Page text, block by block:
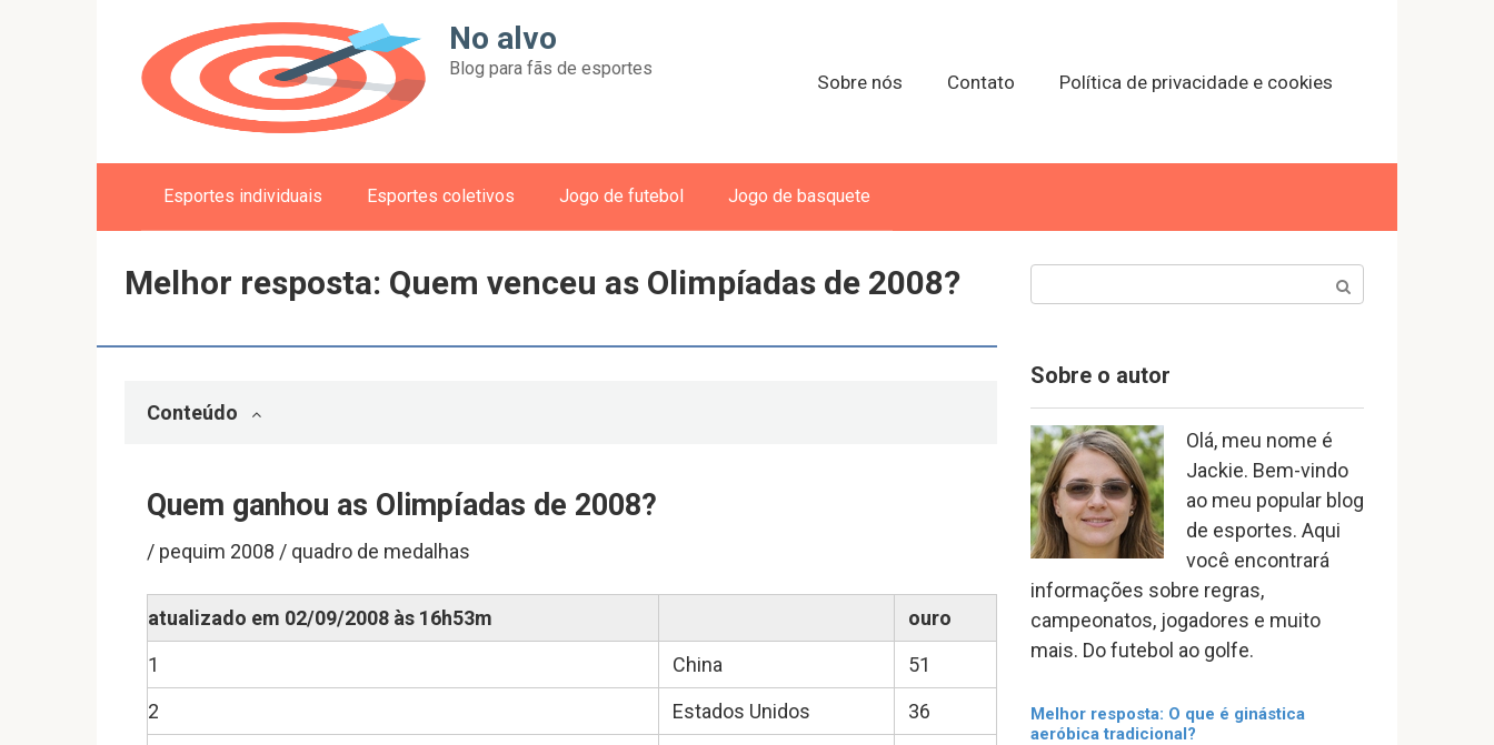
No alvo
Blog para fãs de esportes
Sobre nós Contato Política de privacidade e cookies
Esportes individuais Esportes coletivos Jogo de futebol Jogo de basquete
Melhor resposta: Quem venceu as Olimpíadas de 2008?
Conteúdo
Quem ganhou as Olimpíadas de 2008?
/ pequim 2008 / quadro de medalhas
atualizado em 02/09/2008 às 16h53m
ouro
1
China
51
2
Estados Unidos
36
Sobre o autor
Olá, meu nome é
Jackie. Bem-vindo
ao meu popular blog
de esportes. Aqui
você encontrará
informações sobre regras,
campeonatos, jogadores e muito
mais. Do futebol ao golfe.
Melhor resposta: O que é ginástica
aeróbica tradicional?